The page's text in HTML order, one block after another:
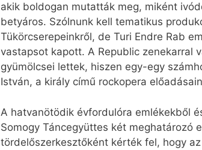
akik boldogan mutatták meg, miként
betyáros. Szólnunk kell tematikus
Tükörcserepeinkről, de Turi Endre Rab
vastapsot kapott. A Republic zenekarral
gyümölcsei lettek, hiszen egy-egy
István, a király című rockopera
A hatvanötödik évfordulóra emlékekből
Somogy Táncegyüttes két meghatározó
tördelőszerkesztőként kérték fel, hogy